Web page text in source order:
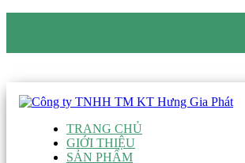
TRANG CHỦ
GIỚI THIỆU
SẢN PHẨM